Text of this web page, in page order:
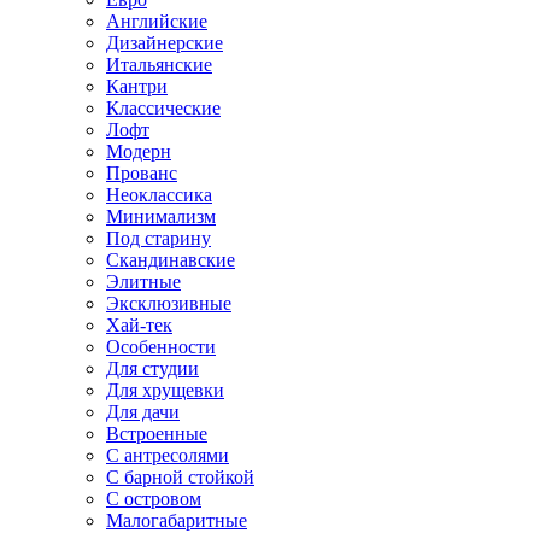
Английские
Дизайнерские
Итальянские
Кантри
Классические
Лофт
Модерн
Прованс
Неоклассика
Минимализм
Под старину
Скандинавские
Элитные
Эксклюзивные
Хай-тек
Особенности
Для студии
Для хрущевки
Для дачи
Встроенные
С антресолями
С барной стойкой
С островом
Малогабаритные